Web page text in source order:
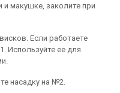
и макушке, заколите при
Если работаете
Используйте ее для
насадку на №2.